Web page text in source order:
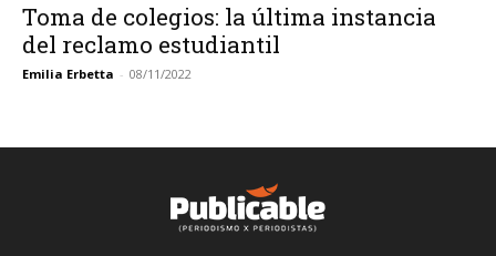
Toma de colegios: la última instancia
del reclamo estudiantil
Emilia Erbetta - 08/11/2022